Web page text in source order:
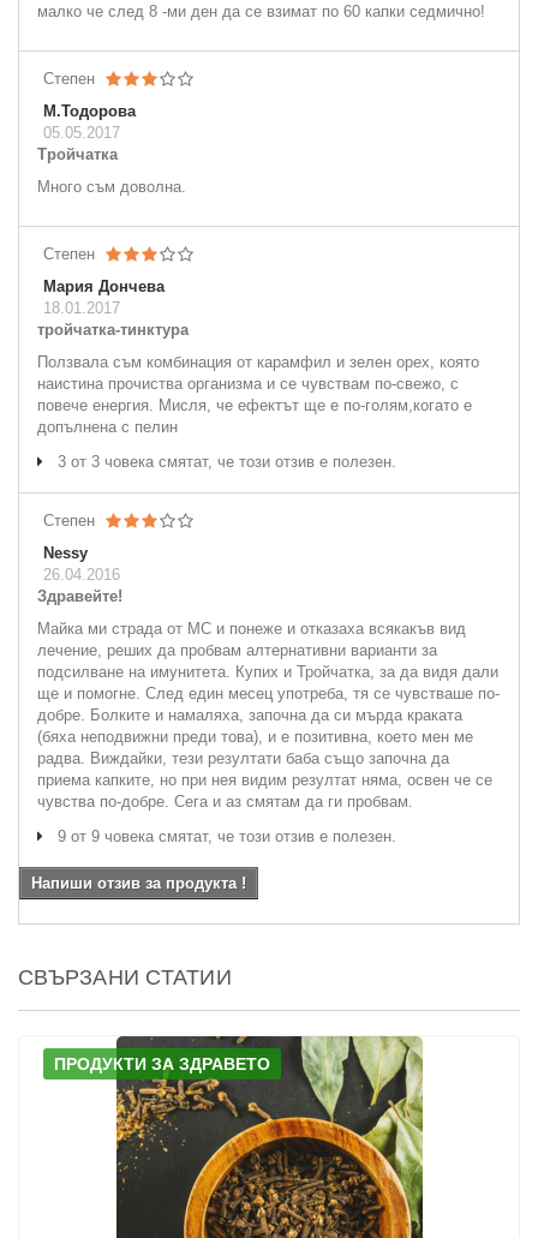
малко че след 8 -ми ден да се взимат по 60 капки седмично!
Степен
М.Тодорова
05.05.2017
Тройчатка
Много съм доволна.
Степен
Мария Дончева
18.01.2017
тройчатка-тинктура
Ползвала съм комбинация от карамфил и зелен орех, която
наистина прочиства организма и се чувствам по-свежо, с
повече енергия. Мисля, че ефектът ще е по-голям,когато е
допълнена с пелин
3 от 3 човека смятат, че този отзив е полезен.
Степен
Nessy
26.04.2016
Здравейте!
Майка ми страда от МС и понеже и отказаха всякакъв вид
лечение, реших да пробвам алтернативни варианти за
подсилване на имунитета. Купих и Тройчатка, за да видя дали
ще и помогне. След един месец употреба, тя се чувстваше по-
добре. Болките и намаляха, започна да си мърда краката
(бяха неподвижни преди това), и е позитивна, което мен ме
радва. Виждайки, тези резултати баба също започна да
приема капките, но при нея видим резултат няма, освен че се
чувства по-добре. Сега и аз смятам да ги пробвам.
9 от 9 човека смятат, че този отзив е полезен.
Напиши отзив за продукта !
СВЪРЗАНИ СТАТИИ
ПРОДУКТИ ЗА ЗДРАВЕТО